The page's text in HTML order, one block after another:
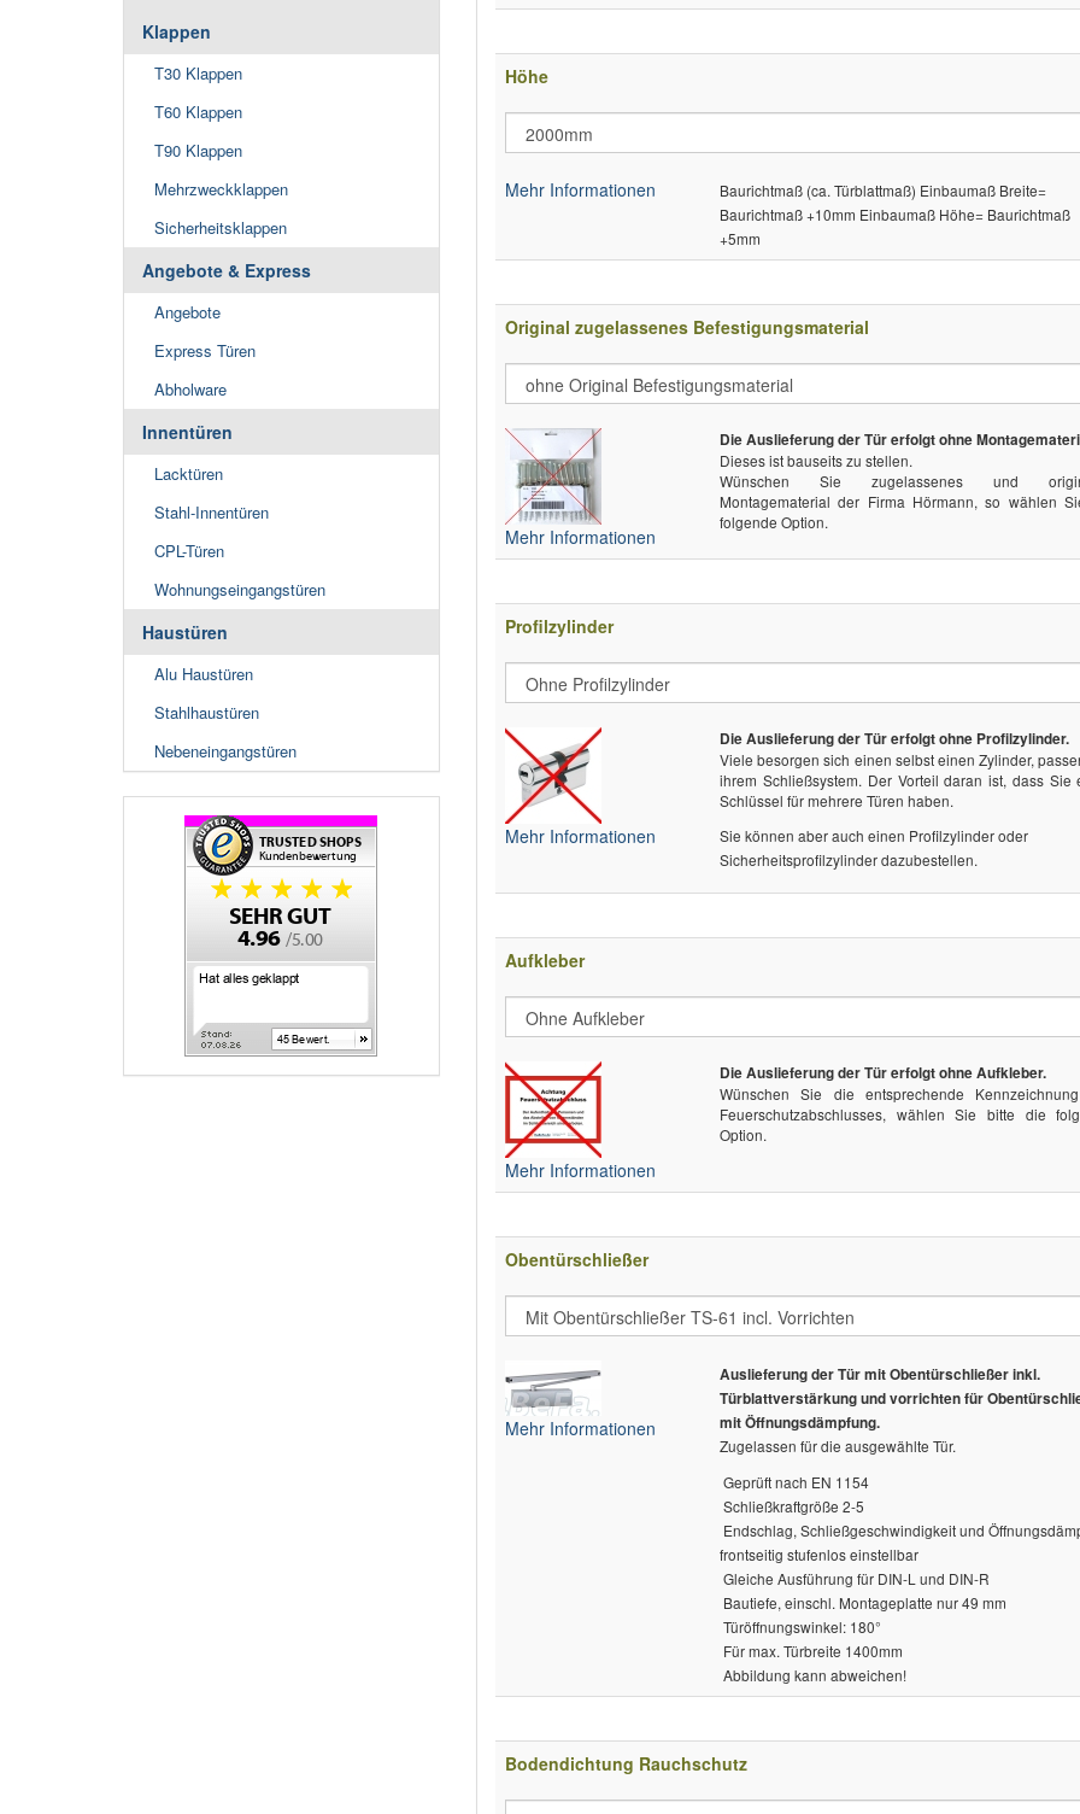
Klappen
T30 Klappen
T60 Klappen
T90 Klappen
Mehrzweckklappen
Sicherheitsklappen
Angebote & Express
Angebote
Express Türen
Abholware
Innentüren
Lacktüren
Stahl-Innentüren
CPL-Türen
Wohnungseingangstüren
Haustüren
Alu Haustüren
Stahlhaustüren
Nebeneingangstüren
Höhe
Mehr Informationen
Baurichtmaß (ca. Türblattmaß) Einbaumaß Breite=
Baurichtmaß +10mm Einbaumaß Höhe= Baurichtmaß
+5mm
Original zugelassenes Befestigungsmaterial
Mehr Informationen
Die Auslieferung der Tür erfolgt ohne
Dieses ist bauseits zu stellen.
Wünschen Sie zugelassenes und
Montagematerial der Firma Hörmann, so wählen
folgende Option.
Profilzylinder
Mehr Informationen
Die Auslieferung der Tür erfolgt ohne Profilzylinder.
Viele besorgen sich einen selbst einen Zylinder,
ihrem Schließsystem. Der Vorteil daran ist, dass Sie
Schlüssel für mehrere Türen haben.
Sie können aber auch einen Profilzylinder oder
Sicherheitsprofilzylinder dazubestellen.
Aufkleber
Mehr Informationen
Die Auslieferung der Tür erfolgt ohne Aufkleber.
Wünschen Sie die entsprechende
Feuerschutzabschlusses, wählen Sie bitte die
Option.
Obentürschließer
Mehr Informationen
Auslieferung der Tür mit Obentürschließer inkl.
Türblattverstärkung und vorrichten für
mit Öffnungsdämpfung.
Zugelassen für die ausgewählte Tür.
 Geprüft nach EN 1154
 Schließkraftgröße 2-5
 Endschlag, Schließgeschwindigkeit und
frontseitig stufenlos einstellbar
 Gleiche Ausführung für DIN-L und DIN-R
 Bautiefe, einschl. Montageplatte nur 49 mm
 Türöffnungswinkel: 180°
 Für max. Türbreite 1400mm
 Abbildung kann abweichen!
Bodendichtung Rauchschutz